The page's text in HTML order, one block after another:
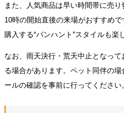
また、人気商品は早い時間帯に売り
10時の開始直後の来場がおすすめ
購入する“パンハント”スタイルも楽
なお、雨天決行・荒天中止となっ
る場合があります。ペット同伴の
ールの確認を事前に行ってください